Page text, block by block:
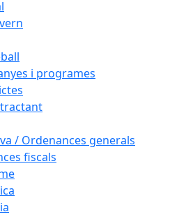
i programes
/ Ordenances generals
fiscals